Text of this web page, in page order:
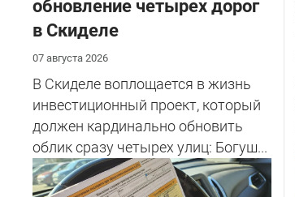
обновление четырех дорог
в Скиделе
07 августа 2026
В Скиделе воплощается в жизнь
инвестиционный проект, который
должен кардинально обновить
облик сразу четырех улиц: Богуш...